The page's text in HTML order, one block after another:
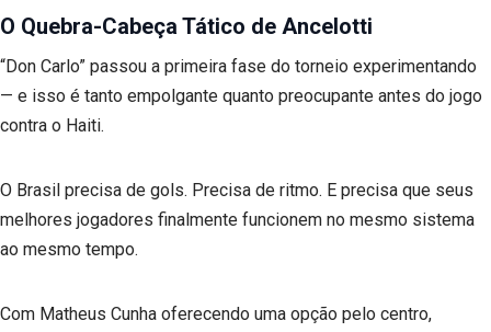
O Quebra-Cabeça Tático de Ancelotti
“Don Carlo” passou a primeira fase do torneio experimentando
— e isso é tanto empolgante quanto preocupante antes do jogo
contra o Haiti.
O Brasil precisa de gols. Precisa de ritmo. E precisa que seus
melhores jogadores finalmente funcionem no mesmo sistema
ao mesmo tempo.
Com Matheus Cunha oferecendo uma opção pelo centro,